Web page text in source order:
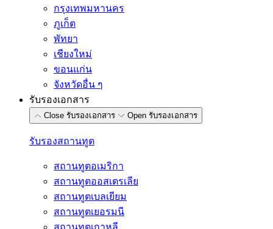
กรุงเทพมหานคร
ภูเก็ต
พัทยา
เชียงใหม่
ขอนแก่น
จังหวัดอื่น ๆ
รับรองเอกสาร
Close รับรองเอกสาร Open รับรองเอกสาร
รับรองสถานทูต
สถานทูตอเมริกา
สถานทูตออสเตรเลีย
สถานทูตเบลเยียม
สถานทูตเยอรมนี
สถานทูตเกาหลี